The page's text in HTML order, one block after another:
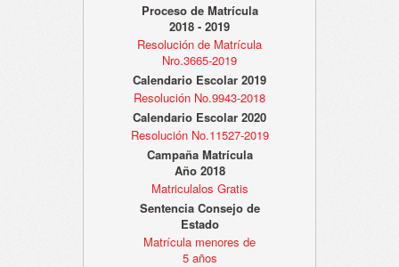
Proceso de Matrícula
2018 - 2019
Resolución de Matrícula
Nro.3665-2019
Calendario Escolar 2019
Resolución No.9943-2018
Calendario Escolar 2020
Resolución No.11527-2019
Campaña Matrícula
Año 2018
Matriculalos Gratis
Sentencia Consejo de
Estado
Matrícula menores de
5 años